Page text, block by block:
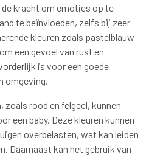
de kracht om emoties op te
te beïnvloeden, zelfs bij zeer
kleuren zoals pastelblauw
een gevoel van rust en
is voor een goede
omgeving.
zoals rood en felgeel, kunnen
een baby. Deze kleuren kunnen
overbelasten, wat kan leiden
Daarnaast kan het gebruik van